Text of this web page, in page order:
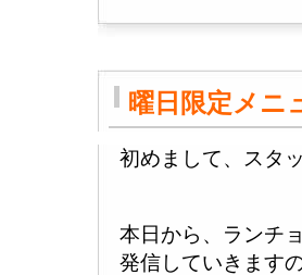
曜日限定メニ
初めまして、スタ
本日から、ランチ
発信していきます